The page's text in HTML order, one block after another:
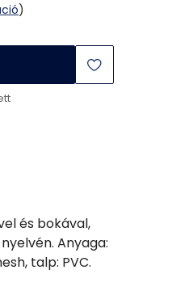
)
és bokával,
Anyaga:
talp: PVC.